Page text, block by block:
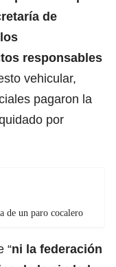
de
responsables
vehicular,
pagaron la
por
de un paro cocalero
“ni la federación